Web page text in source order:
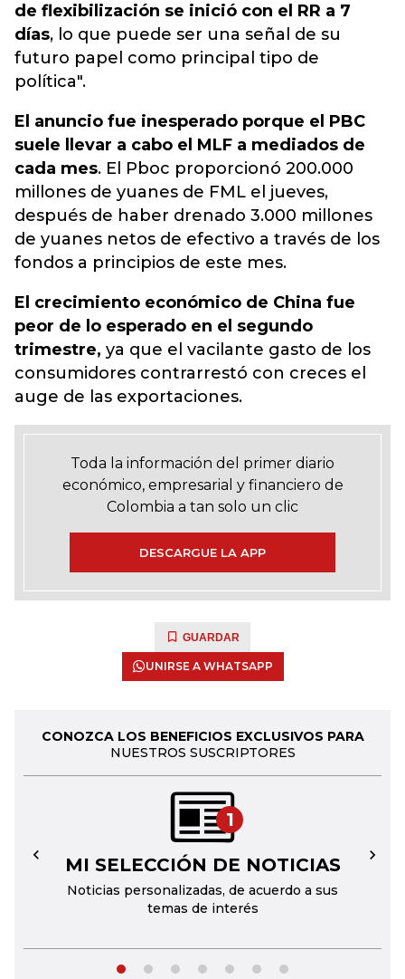
de flexibilización se inició con el RR a 7
días, lo que puede ser una señal de su
futuro papel como principal tipo de
política".
El anuncio fue inesperado porque el PBC
suele llevar a cabo el MLF a mediados de
cada mes. El Pboc proporcionó 200.000
millones de yuanes de FML el jueves,
después de haber drenado 3.000 millones
de yuanes netos de efectivo a través de los
fondos a principios de este mes.
El crecimiento económico de China fue
peor de lo esperado en el segundo
trimestre, ya que el vacilante gasto de los
consumidores contrarrestó con creces el
auge de las exportaciones.
Toda la información del primer diario
económico, empresarial y financiero de
Colombia a tan solo un clic
DESCARGUE LA APP
GUARDAR
UNIRSE A WHATSAPP
CONOZCA LOS BENEFICIOS EXCLUSIVOS PARA
NUESTROS SUSCRIPTORES
1
MI SELECCIÓN DE NOTICIAS
Noticias personalizadas, de acuerdo a sus
temas de interés
← →